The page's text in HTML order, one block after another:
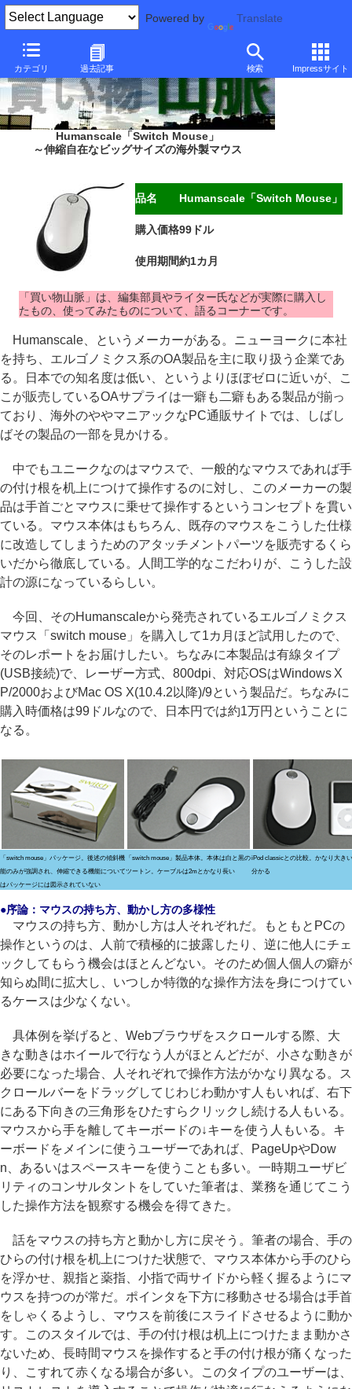
Powered by Translate
カテゴリ 過去記事 検索 Impressサイト
Humanscale「Switch Mouse」
～伸縮自在なビッグサイズの海外製マウス
品名 Humanscale「Switch Mouse」
購入価格99ドル
使用期間約1カ月
「買い物山脈」は、編集部員やライター氏などが実際に購入し
たもの、使ってみたものについて、語るコーナーです。
Humanscale、というメーカーがある。ニューヨークに本社
を持ち、エルゴノミクス系のOA製品を主に取り扱う企業であ
る。日本での知名度は低い、というよりほぼゼロに近いが、こ
こが販売しているOAサプライは一癖も二癖もある製品が揃っ
ており、海外のややマニアックなPC通販サイトでは、しばし
ばその製品の一部を見かける。
中でもユニークなのはマウスで、一般的なマウスであれば手
の付け根を机上につけて操作するのに対し、このメーカーの製
品は手首ごとマウスに乗せて操作するというコンセプトを貫い
ている。マウス本体はもちろん、既存のマウスをこうした仕様
に改造してしまうためのアタッチメントパーツを販売するくら
いだから徹底している。人間工学的なこだわりが、こうした設
計の源になっているらしい。
今回、そのHumanscaleから発売されているエルゴノミクス
マウス「switch mouse」を購入して1カ月ほど試用したので、
そのレポートをお届けしたい。ちなみに本製品は有線タイプ
(USB接続)で、レーザー方式、800dpi、対応OSはWindows X
P/2000およびMac OS X(10.4.2以降)/9という製品だ。ちなみに
購入時価格は99ドルなので、日本円では約1万円ということに
なる。
「switch mouse」パッケージ。後述の傾斜機
能のみが強調され、伸縮できる機能について
はパッケージには図示されていない
「switch mouse」製品本体。本体は白と黒の
ツートン。ケーブルは2mとかなり長い
iPod classicとの比較。かなり大き
分かる
●序論：マウスの持ち方、動かし方の多様性
マウスの持ち方、動かし方は人それぞれだ。もともとPCの
操作というのは、人前で積極的に披露したり、逆に他人にチェ
ックしてもらう機会はほとんどない。そのため個人個人の癖が
知らぬ間に拡大し、いつしか特徴的な操作方法を身につけてい
るケースは少なくない。
具体例を挙げると、Webブラウザをスクロールする際、大
きな動きはホイールで行なう人がほとんどだが、小さな動きが
必要になった場合、人それぞれで操作方法がかなり異なる。ス
クロールバーをドラッグしてじわじわ動かす人もいれば、右下
にある下向きの三角形をひたすらクリックし続ける人もいる。
マウスから手を離してキーボードの↓キーを使う人もいる。キ
ーボードをメインに使うユーザーであれば、PageUpやDow
n、あるいはスペースキーを使うことも多い。一時期ユーザビ
リティのコンサルタントをしていた筆者は、業務を通じてこう
した操作方法を観察する機会を得てきた。
話をマウスの持ち方と動かし方に戻そう。筆者の場合、手の
ひらの付け根を机上につけた状態で、マウス本体から手のひら
を浮かせ、親指と薬指、小指で両サイドから軽く握るようにマ
ウスを持つのが常だ。ポインタを下方に移動させる場合は手首
をしゃくるようし、マウスを前後にスライドさせるように動か
す。このスタイルでは、手の付け根は机上につけたまま動かさ
ないため、長時間マウスを操作すると手の付け根が痛くなった
り、こすれて赤くなる場合が多い。このタイプのユーザーは、